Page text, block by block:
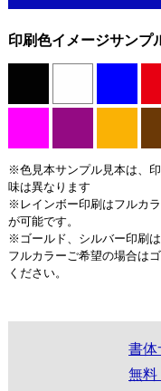
印刷色イメージサンプ
※色見本サンプル見本は、
味は異なります
※レインボー印刷はフルカ
が可能です。
※ゴールド、シルバー印刷
フルカラーご希望の場合は
ください。
書体
無料